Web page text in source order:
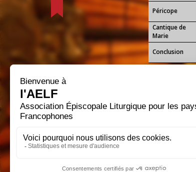
Péricope
Cantique de
Marie
Conclusion